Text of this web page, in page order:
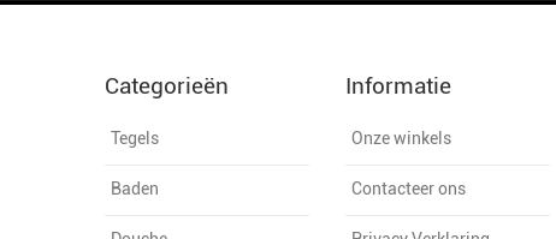
Categorieën
Tegels
Baden
Informatie
Onze winkels
Contacteer ons